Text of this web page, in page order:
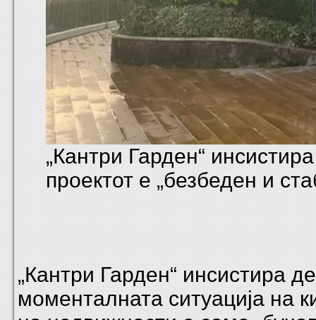
„Кантри Гарден“
проектот е „безбеден и
„Кантри Гарден“ инсистира
моменталната ситуација на